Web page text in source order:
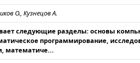
О., Кузнецов А.
следующие разделы: основы
программирование,
математиче...